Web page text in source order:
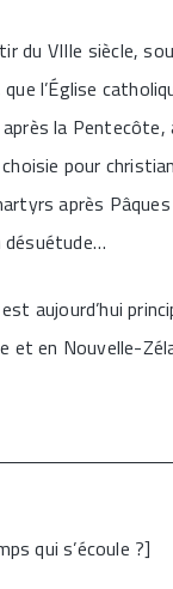
du VIIIe siècle,
l’Église
la
pour
après
aujourd’hui
et en Nouvelle-
qui s’écoule ?]